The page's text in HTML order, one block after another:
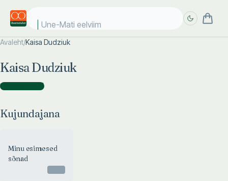
Une-Mati eelviima
Avaleht/Kaisa Dudziuk
Kaisa Dudziuk
Kujundajana )
Kujundajana
Minu esimesed
sõnad